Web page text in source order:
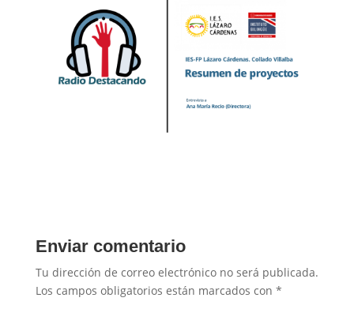
Enviar comentario
Tu dirección de correo electrónico no será publicada.
Los campos obligatorios están marcados con *